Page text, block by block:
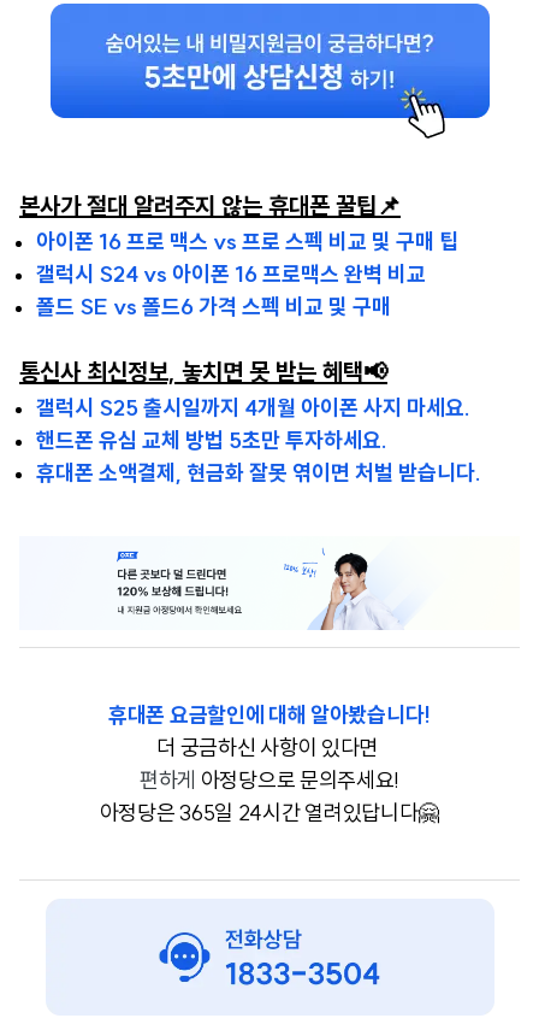
본사가 절대 알려주지 않는 휴대폰 꿀팁📌
아이폰 16 프로 맥스 vs 프로 스펙 비교 및 구매 팁
갤럭시 S24 vs 아이폰 16 프로맥스 완벽 비교
폴드 SE vs 폴드6 가격 스펙 비교 및 구매
통신사 최신정보, 놓치면 못 받는 혜택📢
갤럭시 S25 출시일까지 4개월 아이폰 사지 마세요.
핸드폰 유심 교체 방법 5초만 투자하세요.
휴대폰 소액결제, 현금화 잘못 엮이면 처벌 받습니다.
휴대폰 요금할인에 대해 알아봤습니다!
더 궁금하신 사항이 있다면
편하게 아정당으로 문의주세요!
아정당은 365일 24시간 열려있답니다🤗